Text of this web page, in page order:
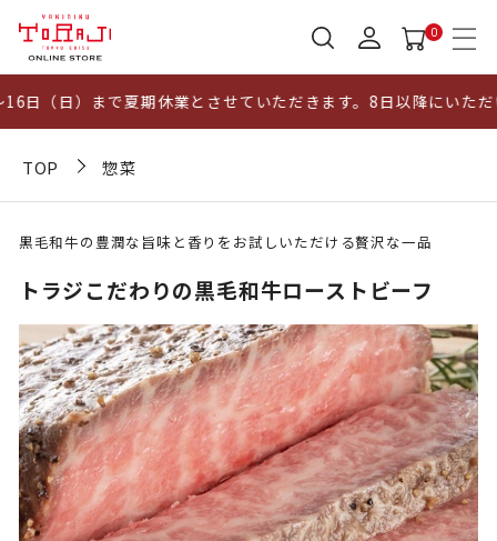
0
）まで夏期休業とさせていただきます。8日以降にいただい
TOP 惣菜
黒毛和牛の豊潤な旨味と香りをお試しいただける贅沢な一品
トラジこだわりの黒毛和牛ローストビーフ